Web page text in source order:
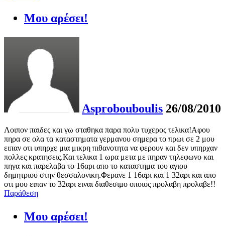
Μου αρέσει!
Asprobouboulis 26/08/2010
Λοιπον παιδες και γω σταθηκα παρα πολυ τυχερος τελικα!Αφου
πηρα σε ολα τα καταστηματα γερμανου σημερα το πρωι σε 2 μου
ειπαν οτι υπηρχε μια μικρη πιθανοτητα να φερουν και δεν υπηρχαν
πολλες κρατησεις.Και τελικα 1 ωρα μετα με πηραν τηλεφωνο και
πηγα και παρελαβα το 16αρι απο το καταστημα του αγιου
δημητριου στην θεσσαλονικη.Φερανε 1 16αρι και 1 32αρι και απο
οτι μου ειπαν το 32αρι ειναι διαθεσιμο οποιος προλαβη προλαβε!!
Παράθεση
Μου αρέσει!